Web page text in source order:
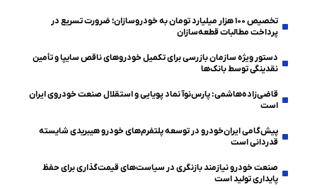
تخصیص ۱۰۰ هزار میلیارد تومان به خودروسازان؛ ضرورت تسریع در
پرداخت مطالبات قطعه‌سازان
دستور ویژه سازمان بازرسی برای تکمیل خودروهای ناقص سایپا و تأمین
نقدینگی توسط بانک‌ها
قاضی‌زاده‌هاشمی: پارس‌نوآ نماد پویایی و استقلال صنعت خودروی ایران
است
پیش‌گامی ایران‌خودرو در توسعه پلتفرم‌های خودرو هیبریدی شایسته
قدردانی است
صنعت خودرو نیازمند بازنگری در سیاست‌های قیمت‌گذاری برای حفظ
پایداری تولید است